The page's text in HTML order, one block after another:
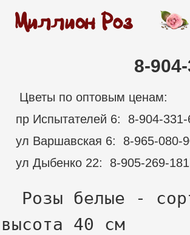
8-
Цветы по оптовым ценам:
пр Испытателей 6: 8-904-331-
ул Варшавская 6: 8-965-080-
ул Дыбенко 22: 8-905-269-
Розы белые -
высота 40 см